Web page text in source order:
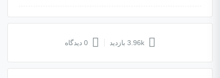
3.96k بازدید 0 دیدگاه